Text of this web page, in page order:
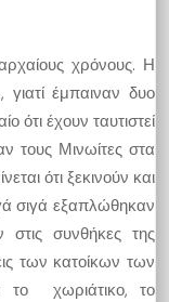
χρόνους. Η
γιατί έμπαιναν δυο
ότι έχουν ταυτιστεί
τους Μινωίτες στα
ότι ξεκινούν και
σιγά εξαπλώθηκαν
συνθήκες της
των κατοίκων των
το χωριάτικο, το